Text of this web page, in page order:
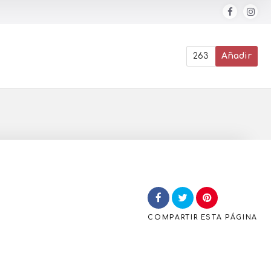
263 Añadir
COMPARTIR ESTA PÁGINA